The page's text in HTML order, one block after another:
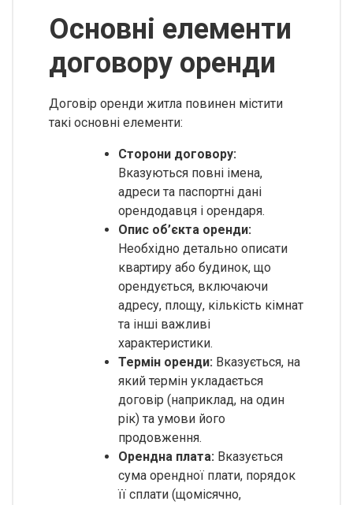
Основні елементи
договору оренди
Договір оренди житла повинен містити
такі основні елементи:
Сторони договору:
Вказуються повні імена,
адреси та паспортні дані
орендодавця і орендаря.
Опис об’єкта оренди:
Необхідно детально описати
квартиру або будинок, що
орендується, включаючи
адресу, площу, кількість кімнат
та інші важливі
характеристики.
Термін оренди: Вказується, на
який термін укладається
договір (наприклад, на один
рік) та умови його
продовження.
Орендна плата: Вказується
сума орендної плати, порядок
її сплати (щомісячно,